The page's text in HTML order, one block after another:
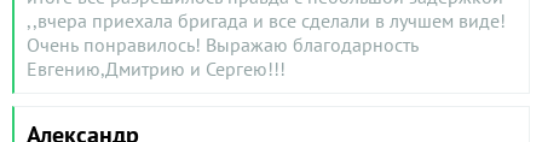
пользования. Помощь в разработке садовых участков.
Благоустройство дворов и детских площадок. На каждый
третий заказ - скидка 5 процентов, на каждый пятый заказ -
скидка 10 процентов, на каждый десятый заказ - скидка от
,,вчера приехала бригада и все сделали в лучшем виде!
Очень понравилось! Выражаю благодарность
Евгению,Дмитрию и Сергею!!!
Александр